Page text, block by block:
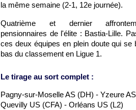
la même semaine (2-1, 12e journée).
Quatrième et dernier
pensionnaires de l'élite : Bastia-Lille.
ces deux équipes en plein doute qui se
bas du classement en Ligue 1.
Le tirage au sort complet :
Pagny-sur-Moselle AS (DH) - Yzeure
Quevilly US (CFA) - Orléans US (L2)